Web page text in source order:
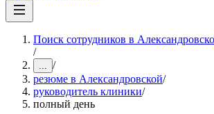
Поиск сотрудников в
/
... /
резюме в Александровской/
руководитель клиники/
полный день